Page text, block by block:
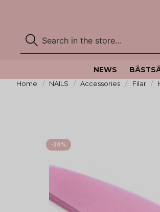
NEWS
Home NAILS Accessories Filar
-20%